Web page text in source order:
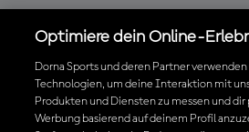
Cookie-
Kaufrichtlinie
Optimiere dein Online-
Dorna Sports und deren Partner
Technologien, um deine Interaktion mit
Produkten und Diensten zu messen und dir
Werbung basierend auf deinem Profil